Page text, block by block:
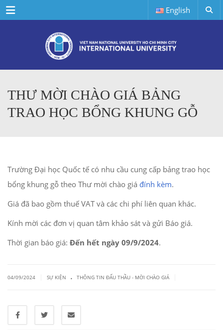
Menu English
THƯ MỜI CHÀO GIÁ BẢNG
TRAO HỌC BỔNG KHUNG GỖ
Trường Đại học Quốc tế có nhu cầu cung cấp bảng trao học
bổng khung gỗ theo Thư mời chào giá đính kèm.
Giá đã bao gồm thuế VAT và các chi phí liên quan khác.
Kính mời các đơn vị quan tâm khảo sát và gửi Báo giá.
Thời gian báo giá: Đến hết ngày 09/9/2024.
04/09/2024 SỰ KIỆN . THÔNG TIN ĐẤU THẦU - MỜI CHÀO GIÁ